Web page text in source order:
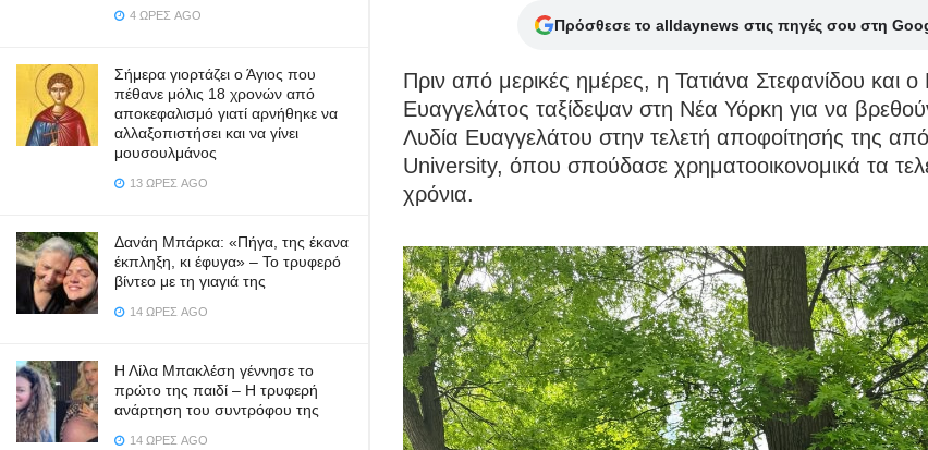
4 ΏΡΕΣ AGO
Σήμερα γιορτάζει ο Άγιος που
πέθανε μόλις 18 χρονών από
αποκεφαλισμό γιατί αρνήθηκε να
αλλαξοπιστήσει και να γίνει
μουσουλμάνος
13 ΏΡΕΣ AGO
Δανάη Μπάρκα: «Πήγα, της έκανα
έκπληξη, κι έφυγα» – Το τρυφερό
βίντεο με τη γιαγιά της
14 ΏΡΕΣ AGO
Η Λίλα Μπακλέση γέννησε το
πρώτο της παιδί – Η τρυφερή
ανάρτηση του συντρόφου της
14 ΏΡΕΣ AGO
Πρόσθεσε το alldaynews στις πηγές σου στη
Πριν από μερικές ημέρες, η Τατιάνα Στεφανίδου και ο
Ευαγγελάτος ταξίδεψαν στη Νέα Υόρκη για να
Λυδία Ευαγγελάτου στην τελετή αποφοίτησής της
University, όπου σπούδασε χρηματοοικονομικά τα
χρόνια.